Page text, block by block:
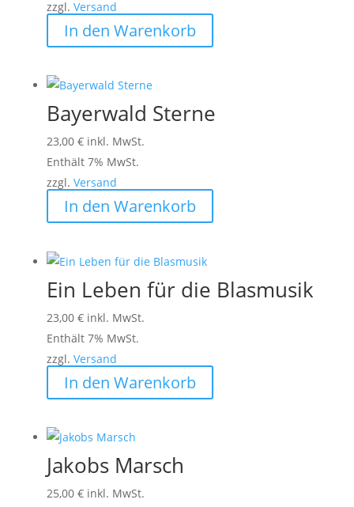
zzgl. Versand
In den Warenkorb
Bayerwald Sterne
23,00 € inkl. MwSt.
Enthält 7% MwSt.
zzgl. Versand
In den Warenkorb
Ein Leben für die Blasmusik
23,00 € inkl. MwSt.
Enthält 7% MwSt.
zzgl. Versand
In den Warenkorb
Jakobs Marsch
25,00 € inkl. MwSt.